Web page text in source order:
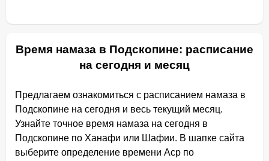
Время намаза в Подскопине: расписание
на сегодня и месяц
Предлагаем ознакомиться с расписанием намаза в
Подскопине на сегодня и весь текущий месяц.
Узнайте точное время намаза на сегодня в
Подскопине по Ханафи или Шафии. В шапке сайта
выберите определение времени Аср по